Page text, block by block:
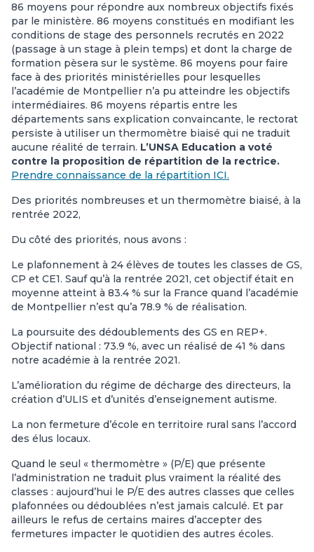
86 moyens pour répondre aux nombreux objectifs fixés
par le ministère. 86 moyens constitués en modifiant les
conditions de stage des personnels recrutés en 2022
(passage à un stage à plein temps) et dont la charge de
formation pèsera sur le système. 86 moyens pour faire
face à des priorités ministérielles pour lesquelles
l’académie de Montpellier n’a pu atteindre les objectifs
intermédiaires. 86 moyens répartis entre les
départements sans explication convaincante, le rectorat
persiste à utiliser un thermomètre biaisé qui ne traduit
aucune réalité de terrain. L’UNSA Education a voté
contre la proposition de répartition de la rectrice.
Prendre connaissance de la répartition ICI.
Des priorités nombreuses et un thermomètre biaisé, à la
rentrée 2022,
Du côté des priorités, nous avons :
Le plafonnement à 24 élèves de toutes les classes de GS,
CP et CE1. Sauf qu’à la rentrée 2021, cet objectif était en
moyenne atteint à 83.4 % sur la France quand l’académie
de Montpellier n’est qu’a 78.9 % de réalisation.
La poursuite des dédoublements des GS en REP+.
Objectif national : 73.9 %, avec un réalisé de 41 % dans
notre académie à la rentrée 2021.
L’amélioration du régime de décharge des directeurs, la
création d’ULIS et d’unités d’enseignement autisme.
La non fermeture d’école en territoire rural sans l’accord
des élus locaux.
Quand le seul « thermomètre » (P/E) que présente
l’administration ne traduit plus vraiment la réalité des
classes : aujourd’hui le P/E des autres classes que celles
plafonnées ou dédoublées n’est jamais calculé. Et par
ailleurs le refus de certains maires d’accepter des
fermetures impacter le quotidien des autres écoles.